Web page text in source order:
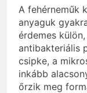
A fehérneműk
anyaguk
érdemes
antibakteriális
csipke, a
inkább
őrzik meg